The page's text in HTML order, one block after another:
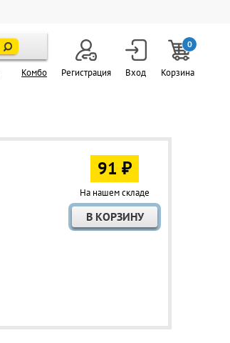
Комбо Регистрация Вход
0
Корзина
91 ₽
На нашем складе